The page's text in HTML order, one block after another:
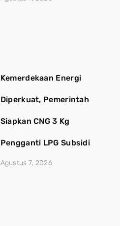
Kemerdekaan Energi
Diperkuat, Pemerintah
Siapkan CNG 3 Kg
Pengganti LPG Subsidi
Agustus 7, 2026